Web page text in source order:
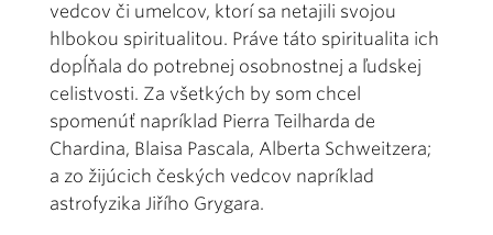
vedcov či umelcov, ktorí sa netajili svojou
hlbokou spiritualitou. Práve táto spiritualita ich
dopĺňala do potrebnej osobnostnej a ľudskej
celistvosti. Za všetkých by som chcel
spomenúť napríklad Pierra Teilharda de
Chardina, Blaisa Pascala, Alberta Schweitzera;
a zo žijúcich českých vedcov napríklad
astrofyzika Jiřího Grygara.